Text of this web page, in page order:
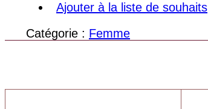
Ajouter à la liste de souhaits
Catégorie : Femme